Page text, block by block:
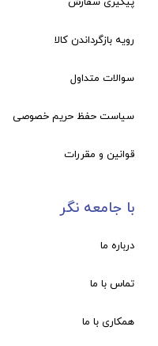
رویه بازگرداندن کالا
سوالات متداول
سیاست حفظ حریم خصوصی
قوانین و مقررات
با جامعه نگر
درباره ما
تماس با ما
همکاری با ما